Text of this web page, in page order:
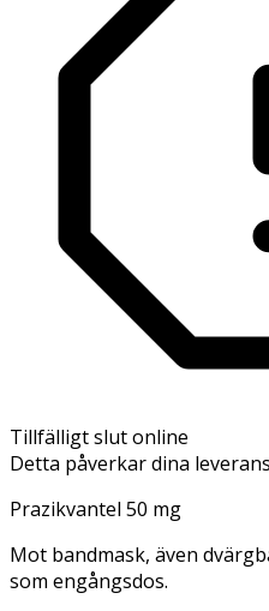
Tillfälligt slut online
Detta påverkar dina
Prazikvantel 50 mg
Mot bandmask, även
som engångsdos.